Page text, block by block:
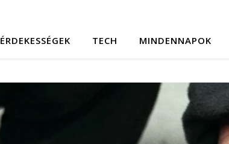
ÉRDEKESSÉGEK TECH MINDENNAPOK